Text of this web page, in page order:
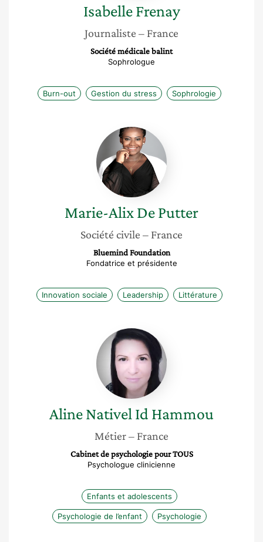
Isabelle Frenay
Journaliste – France
Société médicale balint
Sophrologue
Burn-out Gestion du stress Sophrologie
Marie-
Alix
De
Putter
Marie-AlixDe Putter
Société civile – France
Bluemind Foundation
Fondatrice et présidente
Innovation sociale Leadership Littérature
Aline
Nativel
Id
Hammou
AlineNativel Id Hammou
Métier– France
Cabinet de psychologie pour TOUS
Psychologue clinicienne
Enfants et adolescents
Psychologie de l’enfant Psychologie